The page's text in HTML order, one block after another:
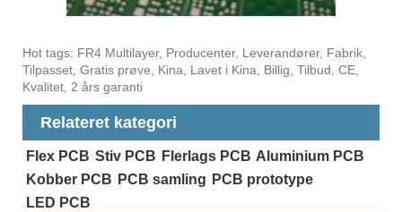
Hot tags: FR4 Multilayer, Producenter, Leverandører, Fabrik,
Tilpasset, Gratis prøve, Kina, Lavet i Kina, Billig, Tilbud, CE,
Kvalitet, 2 års garanti
Relateret kategori
Flex PCB Stiv PCB Flerlags PCB Aluminium PCB
Kobber PCB PCB samling PCB prototype
LED PCB